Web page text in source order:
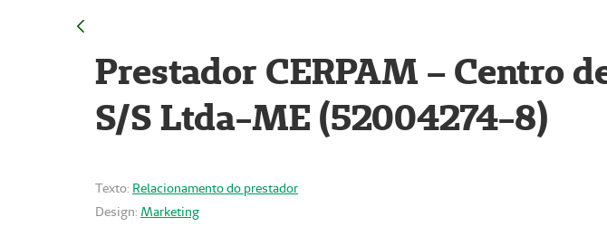
Prestador CERPAM – Centro
S/S Ltda-ME (52004274-8)
Texto: Relacionamento do prestador
Design: Marketing